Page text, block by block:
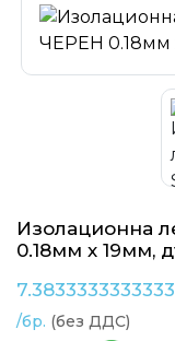
Изолационна
0.18мм х 19мм,
7.3833333333333
/бр. (без ДДС)